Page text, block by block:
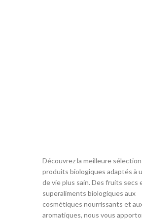
Découvrez la meilleure
produits biologiques adaptés à
de vie plus sain. Des fruits secs
superaliments biologiques aux
cosmétiques nourrissants et
aromatiques, nous vous